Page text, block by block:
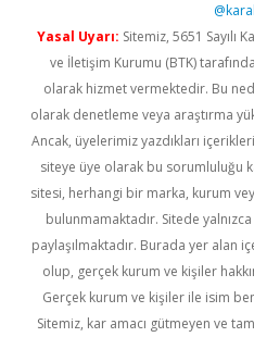
Yasal Uyarı: Sitemiz, 5651 Sayılı
ve İletişim Kurumu (BTK)
olarak hizmet vermektedir. Bu
olarak denetleme veya araştırma
Ancak, üyelerimiz yazdıkları
siteye üye olarak bu sorumluluğu
sitesi, herhangi bir marka, kurum
bulunmamaktadır. Sitede
paylaşılmaktadır. Burada yer alan
olup, gerçek kurum ve kişiler
Gerçek kurum ve kişiler ile isim
Sitemiz, kar amacı gütmeyen ve